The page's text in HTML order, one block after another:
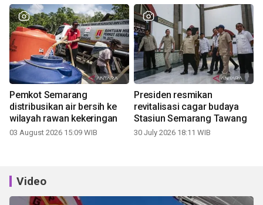
Pemkot Semarang
distribusikan air bersih ke
wilayah rawan kekeringan
03 August 2026 15:09 WIB
Presiden resmikan
revitalisasi cagar budaya
Stasiun Semarang Tawang
30 July 2026 18:11 WIB
Video